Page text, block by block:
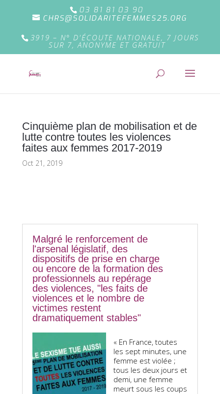
03 81 81 03 90
CHRS@SOLIDARITEFEMMES25.ORG
3919 – N° D'ÉCOUTE NATIONALE, 7 JOURS
SUR 7, ANONYME ET GRATUIT
Cinquième plan de mobilisation et de
lutte contre toutes les violences
faites aux femmes 2017-2019
Oct 21, 2019
Malgré le renforcement de
l'arsenal législatif, des
dispositifs de prise en charge
ou encore de la formation des
professionnels au repérage
des violences, "les faits de
violences et le nombre de
victimes restent
dramatiquement stables"
« En France, toutes
les sept minutes, une
femme est violée ;
tous les deux jours et
demi, une femme
meurt sous les coups